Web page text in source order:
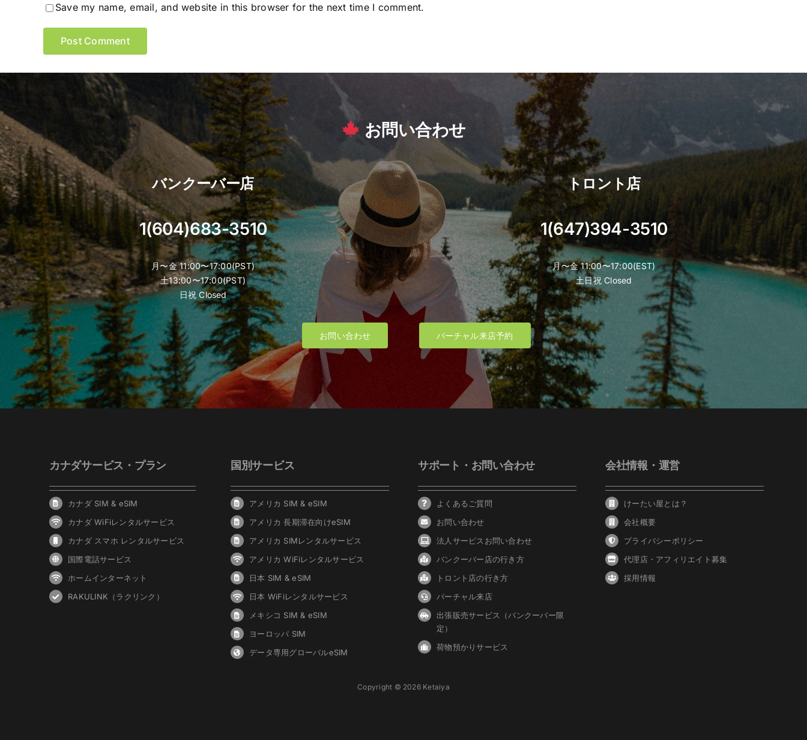
Save my name, email, and website in this browser for the next time I comment.
お問い合わせ
バンクーバー店
1(604)683-3510
月〜金 11:00〜17:00(PST)
土13:00〜17:00(PST)
日祝 Closed
トロント店
1(647)394-3510
月〜金 11:00〜17:00(EST)
土日祝 Closed
お問い合わせ バーチャル来店予約
カナダサービス・プラン
カナダ SIM & eSIM
カナダ WiFiレンタルサービス
カナダ スマホ レンタルサービス
国際電話サービス
ホームインターネット
RAKULINK（ラクリンク）
国別サービス
アメリカ SIM & eSIM
アメリカ 長期滞在向けeSIM
アメリカ SIMレンタルサービス
アメリカ WiFiレンタルサービス
日本 SIM & eSIM
日本 WiFiレンタルサービス
メキシコ SIM & eSIM
ヨーロッパ SIM
データ専用グローバルeSIM
サポート・お問い合わせ
よくあるご質問
お問い合わせ
法人サービスお問い合わせ
バンクーバー 店の行き方
トロント店の行き方
バーチャル来店
出張販売サービス（バンクーバー限
定）
荷物預かりサービス
会社情報・運営
けーたい屋とは？
会社概要
プライバシーポリシー
代理店・アフィリエイト募集
採用情報
Copyright © 2026 Ketaiya